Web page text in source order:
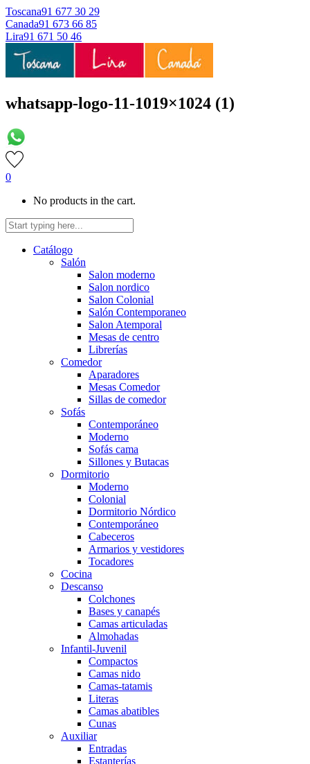
Toscana91 677 30 29
Canada91 673 66 85
Lira91 671 50 46
whatsapp-logo-11-1019×1024 (1)
0
No products in the cart.
Catálogo
Salón
Salon moderno
Salon nordico
Salon Colonial
Salón Contemporaneo
Salon Atemporal
Mesas de centro
Librerías
Comedor
Aparadores
Mesas Comedor
Sillas de comedor
Sofás
Contemporáneo
Moderno
Sofás cama
Sillones y Butacas
Dormitorio
Moderno
Colonial
Dormitorio Nórdico
Contemporáneo
Cabeceros
Armarios y vestidores
Tocadores
Cocina
Descanso
Colchones
Bases y canapés
Camas articuladas
Almohadas
Infantil-Juvenil
Compactos
Camas nido
Camas-tatamis
Literas
Camas abatibles
Cunas
Auxiliar
Entradas
Estanterías